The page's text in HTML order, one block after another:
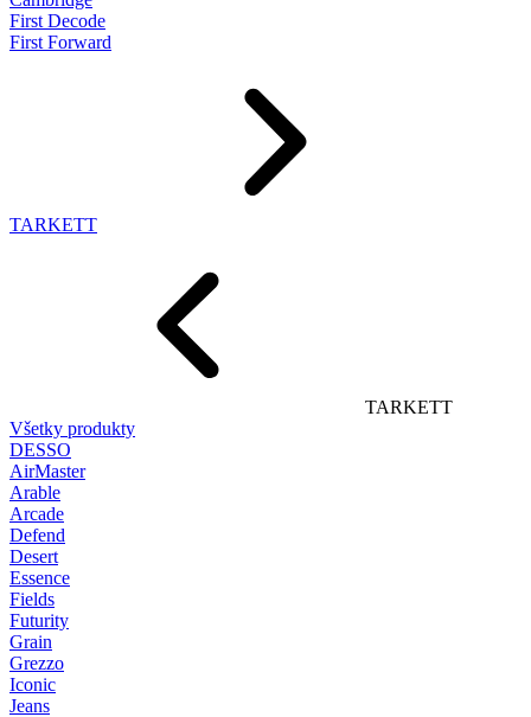
First Decode
First Forward
TARKETT
TARKETT
Všetky produkty
DESSO
AirMaster
Arable
Arcade
Defend
Desert
Essence
Fields
Futurity
Grain
Grezzo
Iconic
Jeans